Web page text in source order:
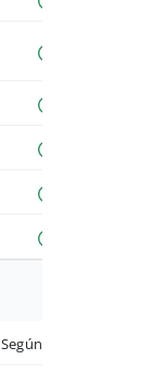
Según cuenta